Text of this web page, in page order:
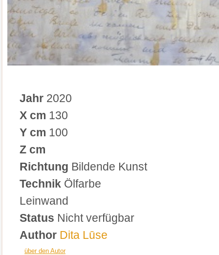
Jahr 2020
X cm 130
Y cm 100
Z cm
Richtung Bildende Kunst
Technik Ölfarbe
Leinwand
Status Nicht verfügbar
Author Dita Lūse
über den Autor